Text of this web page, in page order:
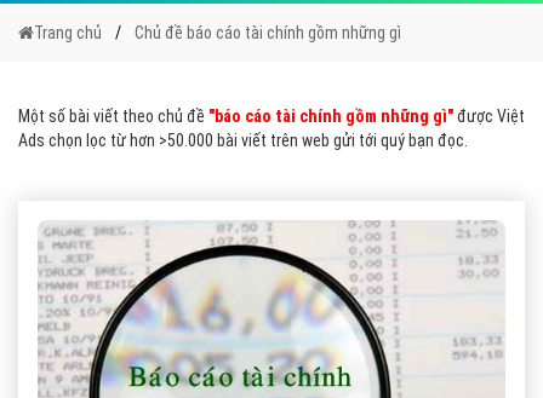
Trang chủ Chủ đề báo cáo tài chính gồm những gì
Một số bài viết theo chủ đề "báo cáo tài chính gồm những gì"được Việt
Ads chọn lọc từ hơn >50.000 bài viết trên web gửi tới quý bạn đọc.